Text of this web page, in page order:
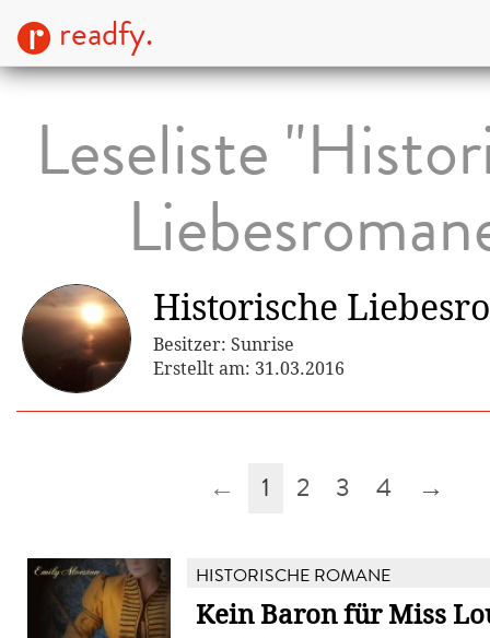
readfy.
Leseliste
Historische
Besitzer: Sunrise
Erstellt am: 31.03.2016
← 1 2 3 4 →
HISTORISCHE ROMANE
Kein Baron für Miss